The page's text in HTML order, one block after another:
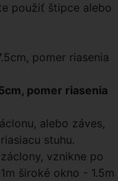
použiť štipce alebo
pomer riasenia
alebo záves,
stuhu.
vznikne po
široké okno - 1.5m